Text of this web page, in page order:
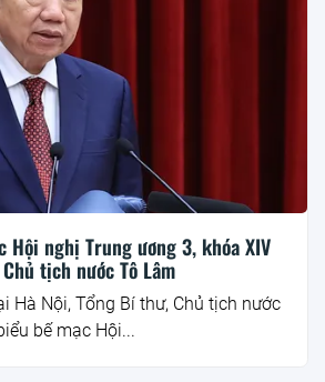
Hội nghị Trung ương 3, khóa XIV
tịch nước Tô Lâm
Hà Nội, Tổng Bí thư, Chủ tịch nước
bế mạc Hội...